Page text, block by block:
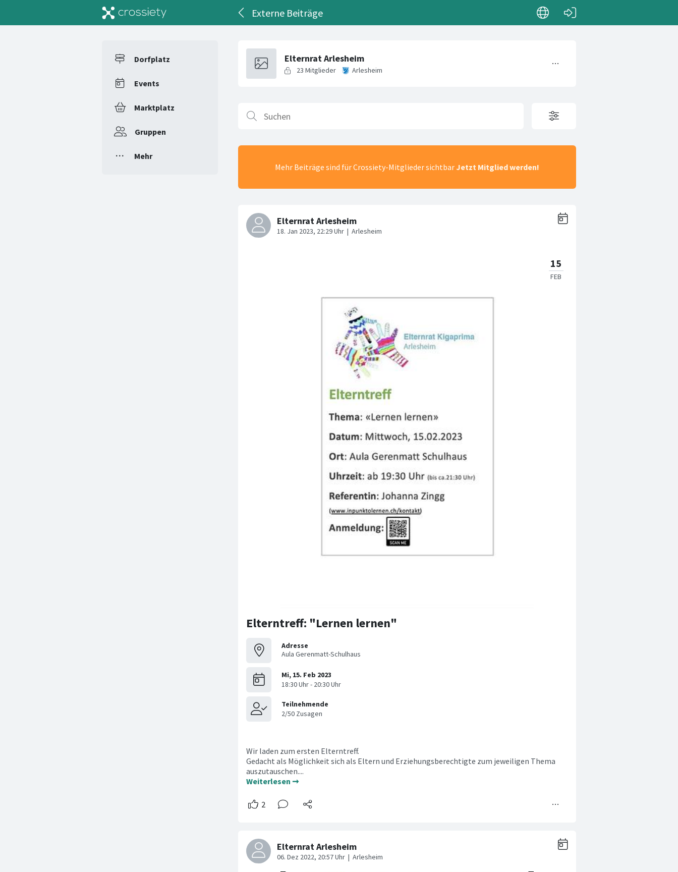
Externe Beiträge
Dorfplatz
Events
Marktplatz
Gruppen
Mehr
Mehr Beiträge sind für Crossiety-Mitglieder sichtbar Jetzt Mitglied werden!
Elterntreff: "Lernen lernen"
Adresse
Aula Gerenmatt-Schulhaus
Wir laden zum ersten Elterntreff.
Gedacht als Möglichkeit sich als Eltern und Erziehungsberechtigte zum jeweiligen Thema
auszutauschen....
Weiterlesen ➞